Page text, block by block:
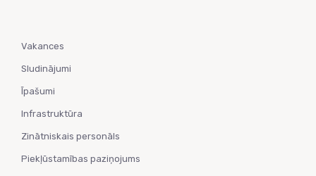
Vakances
Sludinājumi
Īpašumi
Infrastruktūra
Zinātniskais personāls
Piekļūstamības paziņojums